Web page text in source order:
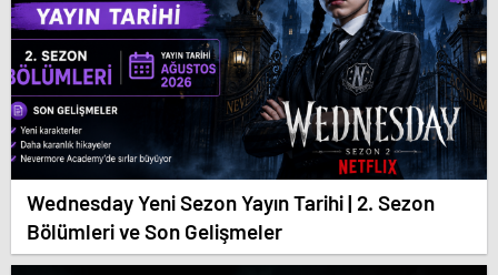
Wednesday Yeni Sezon Yayın Tarihi | 2. Sezon
Bölümleri ve Son Gelişmeler